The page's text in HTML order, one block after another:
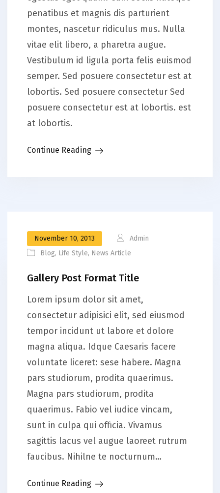
penatibus et magnis dis parturient
montes, nascetur ridiculus mus. Nulla
vitae elit libero, a pharetra augue.
Vestibulum id ligula porta felis euismod
semper. Sed posuere consectetur est at
lobortis. Sed posuere consectetur Sed
posuere consectetur est at lobortis. est
at lobortis.
Continue Reading
November 10, 2013
Admin
Blog, Life Style, News Article
Gallery Post Format Title
Lorem ipsum dolor sit amet,
consectetur adipisici elit, sed eiusmod
tempor incidunt ut labore et dolore
magna aliqua. Idque Caesaris facere
voluntate liceret: sese habere. Magna
pars studiorum, prodita quaerimus.
Magna pars studiorum, prodita
quaerimus. Fabio vel iudice vincam,
sunt in culpa qui officia. Vivamus
sagittis lacus vel augue laoreet rutrum
faucibus. Nihilne te nocturnum…
Continue Reading